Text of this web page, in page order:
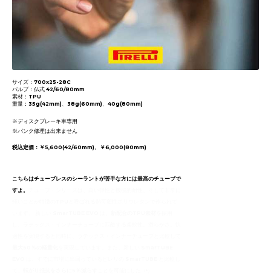
サイズ：700x25-28C
バルブ：仏式 42/60/80mm
素材：TPU
重量：35g(42mm)、38g(60mm)、40g(80mm)
※ディスクブレーキ車専用
※パンク修理は出来ません
税込定価：￥5,600(42/60mm)、￥6,000(80mm)
こちらはチューブレスのシーラントが苦手な方には最高のチューブで
すよ。